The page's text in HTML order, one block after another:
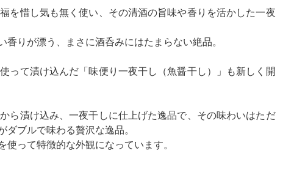
を惜し気も無く使い、その清酒の旨味や香りを活かした一夜
りが漂う、まさに酒呑みにはたまらない絶品。
って漬け込んだ「味便り一夜干し（魚醤干し）」も新しく開
ら漬け込み、一夜干しに仕上げた逸品で、その味わいはただ
ブルで味わる贅沢な逸品。
って特徴的な外観になっています。